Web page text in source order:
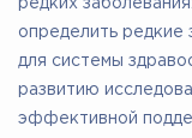
редких
определить редкие
для системы
развитию
эффективной